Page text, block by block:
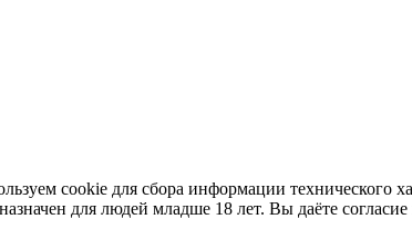
cookie для сбора информации технического
для людей младше 18 лет. Вы даёте